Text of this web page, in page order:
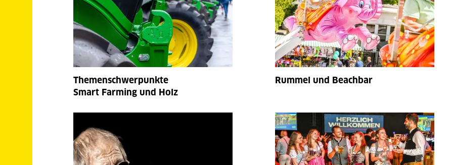
Themenschwerpunkte
Smart Farming und Holz
Rummel und Beachbar